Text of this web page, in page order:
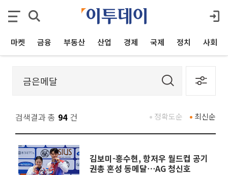
마켓 금융 부동산 산업 경제 국제 정치 사회
검색결과 총 94 건 최신순
정확도순
김보미-홍수현, 항저우 월드컵 공기
권총 혼성 동메달⋯AG 청신호